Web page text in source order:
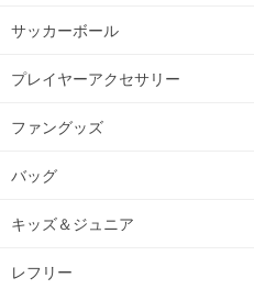
サッカーボール
プレイヤーアクセサリー
ファングッズ
バッグ
キッズ＆ジュニア
レフリー